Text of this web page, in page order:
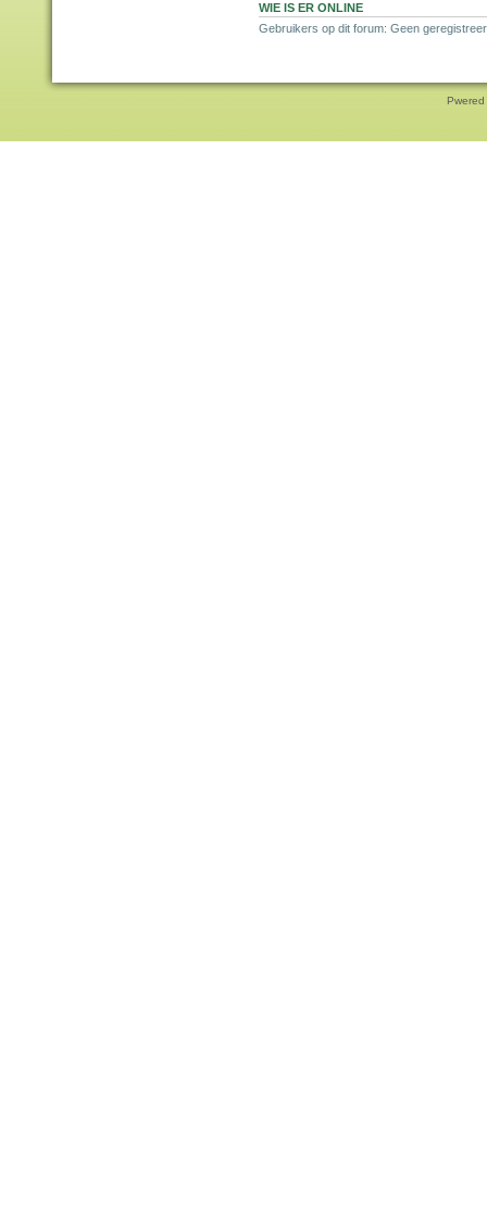
WIE IS ER ONLINE
Gebruikers op dit forum: Geen